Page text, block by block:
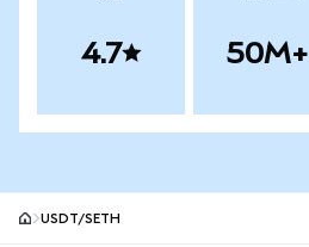
4.7 50M+
USDT/SETH